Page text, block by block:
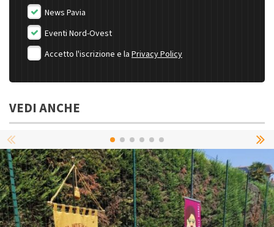
News Pavia
Eventi Nord-Ovest
Accetto l'iscrizione e la Privacy Policy
VEDI ANCHE